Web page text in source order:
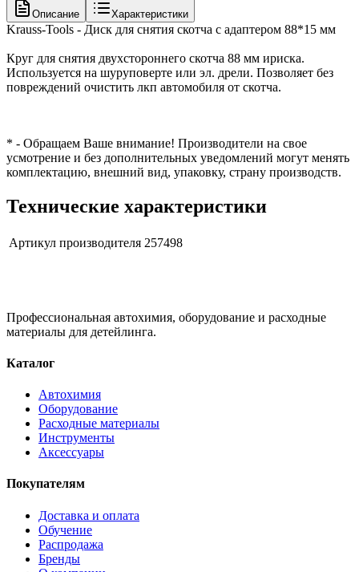
Описание Характеристики
Krauss-Tools - Диск для снятия скотча с адаптером 88*15 мм
Круг для снятия двухстороннего скотча 88 мм ириска.
Используется на шуруповерте или эл. дрели. Позволяет без
повреждений очистить лкп автомобиля от скотча.
* - Обращаем Ваше внимание! Производители на свое
усмотрение и без дополнительных уведомлений могут менять
комплектацию, внешний вид, упаковку, страну производств.
Технические характеристики
Артикул производителя 257498
Профессиональная автохимия, оборудование и расходные
материалы для детейлинга.
Каталог
Автохимия
Оборудование
Расходные материалы
Инструменты
Аксессуары
Покупателям
Доставка и оплата
Обучение
Распродажа
Бренды